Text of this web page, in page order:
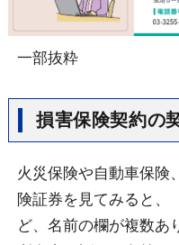
一部抜粋
損害保険契約の
火災保険や自動車保険
険証券を見てみると、
ど、名前の欄が複数あ